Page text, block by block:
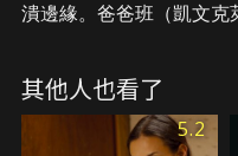
潰邊緣。爸爸班（凱文克
蒂（克莉絲汀娜蕾茜 飾）
亞伍德 飾）初嚐禁果。
兩家人也將迎來攤牌的
其他人也看了
5.2